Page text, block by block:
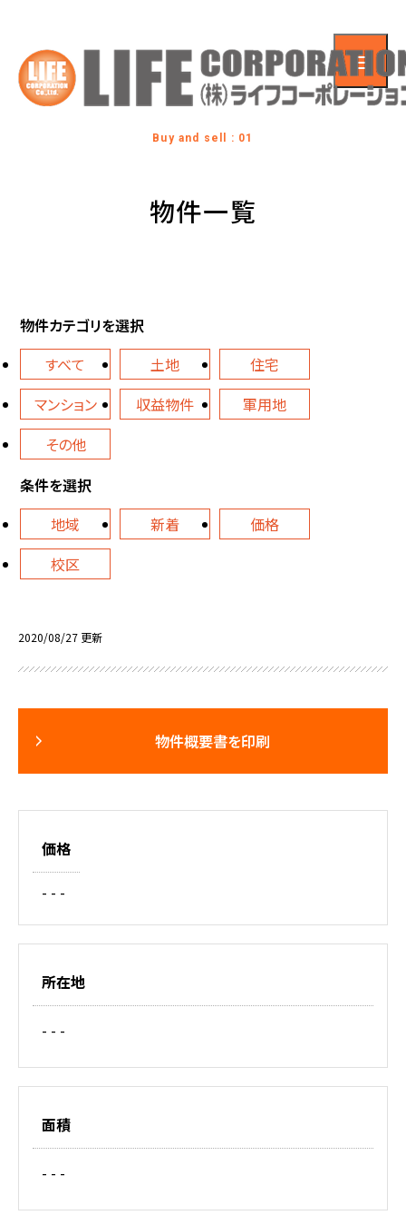
Buy and sell : 01
物件一覧
物件カテゴリを選択
すべて
土地
住宅
マンション
収益物件
軍用地
その他
条件を選択
地域
新着
価格
校区
2020/08/27 更新
物件概要書を印刷
価格
- - -
所在地
- - -
面積
- - -